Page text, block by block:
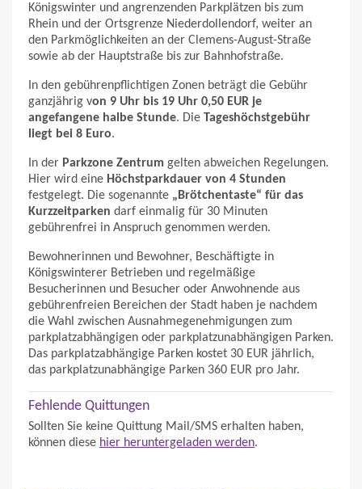
Königswinter und angrenzenden Parkplätzen bis zum
Rhein und der Ortsgrenze Niederdollendorf, weiter an
den Parkmöglichkeiten an der Clemens-August-Straße
sowie ab der Hauptstraße bis zur Bahnhofstraße.
In den gebührenpflichtigen Zonen beträgt die Gebühr
ganzjährig von 9 Uhr bis 19 Uhr 0,50 EUR je
angefangene halbe Stunde. Die Tageshöchstgebühr
liegt bei 8 Euro.
In der Parkzone Zentrum gelten abweichen Regelungen.
Hier wird eine Höchstparkdauer von 4 Stunden
festgelegt. Die sogenannte „Brötchentaste“ für das
Kurzzeitparken darf einmalig für 30 Minuten
gebührenfrei in Anspruch genommen werden.
Bewohnerinnen und Bewohner, Beschäftigte in
Königswinterer Betrieben und regelmäßige
Besucherinnen und Besucher oder Anwohnende aus
gebührenfreien Bereichen der Stadt haben je nachdem
die Wahl zwischen Ausnahmegenehmigungen zum
parkplatzabhängigen oder parkplatzunabhängigen Parken.
Das parkplatzabhängige Parken kostet 30 EUR jährlich,
das parkplatzunabhängige Parken 360 EUR pro Jahr.
Fehlende Quittungen
Sollten Sie keine Quittung Mail/SMS erhalten haben,
können diese hier heruntergeladen werden.